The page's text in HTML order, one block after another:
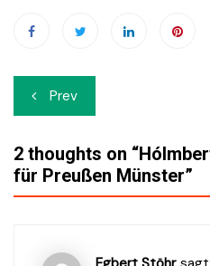
Beitrags-
Navigation
Prev
2 thoughts on “
für Preußen Münster”